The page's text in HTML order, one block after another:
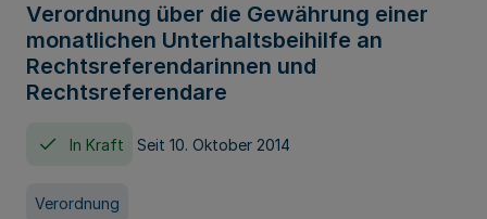
Verordnung über die Gewährung einer
monatlichen Unterhaltsbeihilfe an
Rechtsreferendarinnen und
Rechtsreferendare
In Kraft Seit 10. Oktober 2014
Verordnung